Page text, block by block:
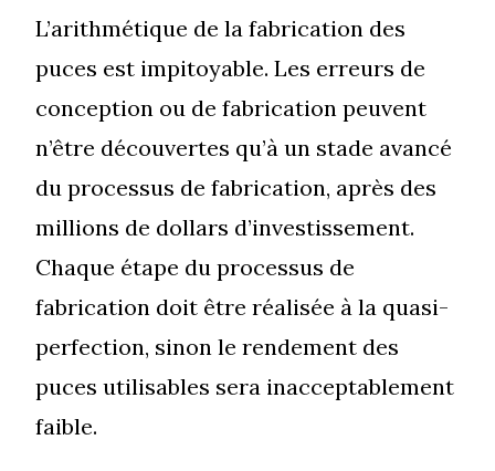
L’arithmétique de la fabrication des
puces est impitoyable. Les erreurs de
conception ou de fabrication peuvent
n’être découvertes qu’à un stade avancé
du processus de fabrication, après des
millions de dollars d’investissement.
Chaque étape du processus de
fabrication doit être réalisée à la quasi-
perfection, sinon le rendement des
puces utilisables sera inacceptablement
faible.